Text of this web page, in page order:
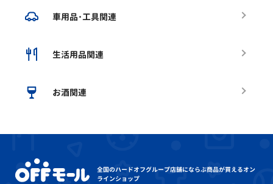
車用品･工具関連
生活用品関連
お酒関連
全国のハードオフグループ店舗にならぶ商品が買えるオン
ラインショップ